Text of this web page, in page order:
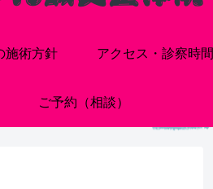
施術方針 アクセス・診察時間
ご予約（相談）